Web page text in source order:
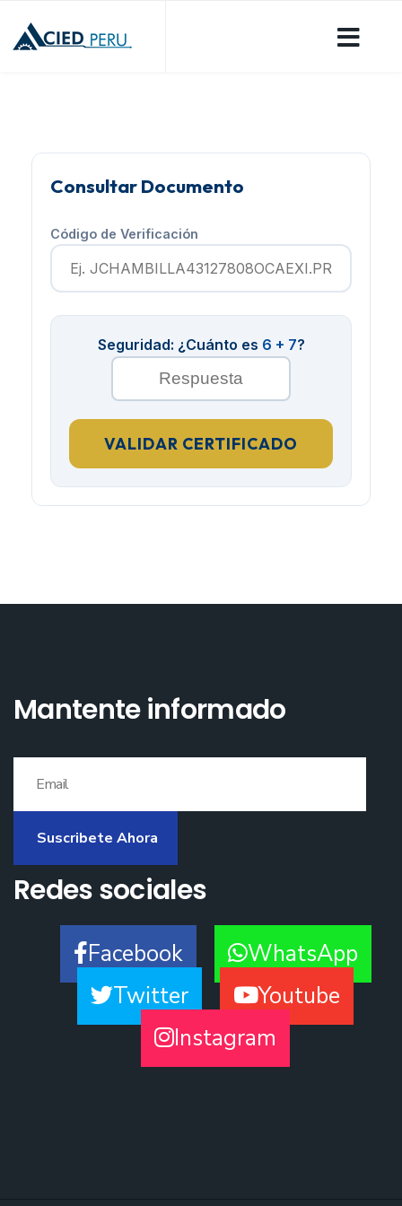
Mantente informado
Suscribete Ahora
Redes sociales
Facebook
WhatsApp
Twitter
Youtube
Instagram